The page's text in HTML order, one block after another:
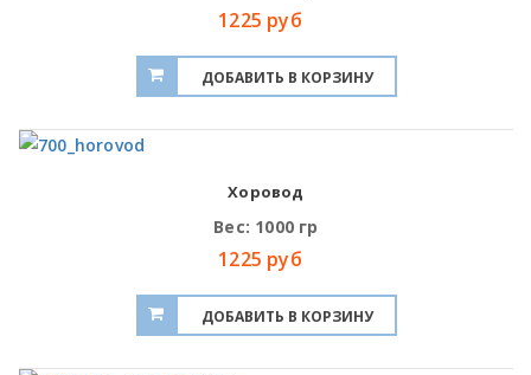
1225 руб
Хоровод
Вес: 1000 гр
1225 руб